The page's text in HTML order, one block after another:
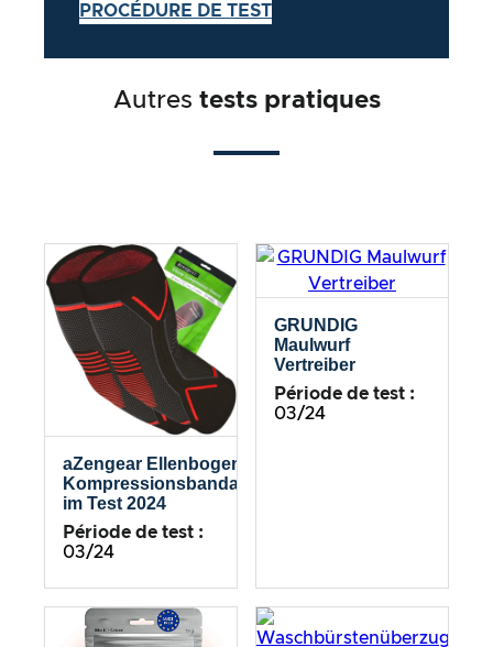
PROCÉDURE DE TEST
Autres tests pratiques
aZengear Ellenbogen
Kompressionsbandage
im Test 2024
Période de test :
03/24
GRUNDIG
Maulwurf
Vertreiber
Période de test :
03/24